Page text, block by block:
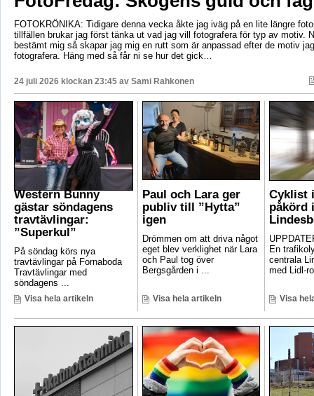
FOTOKRÖNIKA: Tidigare denna vecka åkte jag iväg på en lite längre
tillfällen brukar jag först tänka ut vad jag vill fotografera för typ av motiv.
bestämt mig så skapar jag mig en rutt som är anpassad efter de motiv
fotografera. Häng med så får ni se hur det gick…
24 juli 2026 klockan 23:45 av Sami Rahkonen
Western Bunny
gästar söndagens
travtävlingar:
”Superkul”
På söndag körs nya
travtävlingar på Fornaboda
Travtävlingar med
söndagens ...
Visa hela artikeln
Paul och Lara ger
publiv till ”Hytta”
igen
Drömmen om att driva något
eget blev verklighet när Lara
och Paul tog över
Bergsgården i ...
Visa hela artikeln
Cyklist
påkörd
En
centrala
med Lidl-
Visa